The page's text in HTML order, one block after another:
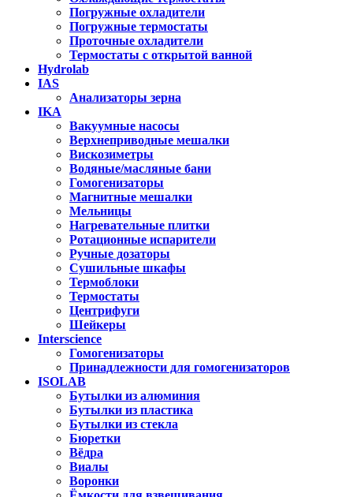
Погружные охладители
Погружные термостаты
Проточные охладители
Термостаты с открытой ванной
Hydrolab
IAS
Анализаторы зерна
IKA
Вакуумные насосы
Верхнеприводные мешалки
Вискозиметры
Водяные/масляные бани
Гомогенизаторы
Магнитные мешалки
Мельницы
Нагревательные плитки
Ротационные испарители
Ручные дозаторы
Сушильные шкафы
Термоблоки
Термостаты
Центрифуги
Шейкеры
Interscience
Гомогенизаторы
Принадлежности для гомогенизаторов
ISOLAB
Бутылки из алюминия
Бутылки из пластика
Бутылки из стекла
Бюретки
Вёдра
Виалы
Воронки